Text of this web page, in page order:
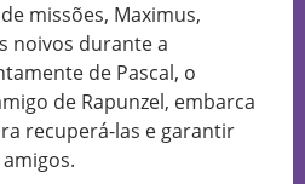
missões, Maximus,
noivos durante a
de Pascal, o
de Rapunzel, embarca
recuperá-las e garantir